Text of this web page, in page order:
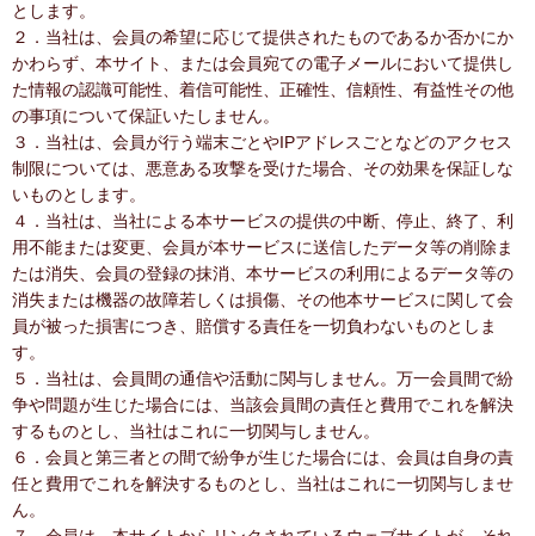
とします。
２．当社は、会員の希望に応じて提供されたものであるか否かにか
かわらず、本サイト、または会員宛ての電子メールにおいて提供し
た情報の認識可能性、着信可能性、正確性、信頼性、有益性その他
の事項について保証いたしません。
３．当社は、会員が行う端末ごとやIPアドレスごとなどのアクセス
制限については、悪意ある攻撃を受けた場合、その効果を保証しな
いものとします。
４．当社は、当社による本サービスの提供の中断、停止、終了、利
用不能または変更、会員が本サービスに送信したデータ等の削除ま
たは消失、会員の登録の抹消、本サービスの利用によるデータ等の
消失または機器の故障若しくは損傷、その他本サービスに関して会
員が被った損害につき、賠償する責任を一切負わないものとしま
す。
５．当社は、会員間の通信や活動に関与しません。万一会員間で紛
争や問題が生じた場合には、当該会員間の責任と費用でこれを解決
するものとし、当社はこれに一切関与しません。
６．会員と第三者との間で紛争が生じた場合には、会員は自身の責
任と費用でこれを解決するものとし、当社はこれに一切関与しませ
ん。